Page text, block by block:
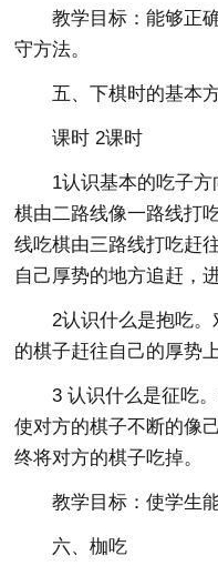
教学目标：能够正
守方法。
五、下棋时的基本
课时 2课时
1认识基本的吃子
棋由二路线像一路线打
线吃棋由三路线打吃赶
自己厚势的地方追赶，
2认识什么是抱吃
的棋子赶往自己的厚势
3 认识什么是征吃
使对方的棋子不断的像
终将对方的棋子吃掉。
教学目标：使学生
六、枷吃